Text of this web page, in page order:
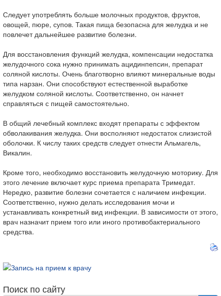
Следует употреблять больше молочных продуктов, фруктов,
овощей, пюре, супов. Такая пища безопасна для желудка и не
повлечет дальнейшее развитие болезни.
Для восстановления функций желудка, компенсации недостатка
желудочного сока нужно принимать ацидинпепсин, препарат
соляной кислоты. Очень благотворно влияют минеральные воды
типа нарзан. Они способствуют естественной выработке
желудком соляной кислоты. Соответственно, он начнет
справляться с пищей самостоятельно.
В общий лечебный комплекс входят препараты с эффектом
обволакивания желудка. Они восполняют недостаток слизистой
оболочки. К числу таких средств следует отнести Альмагель,
Викалин.
Кроме того, необходимо восстановить желудочную моторику. Для
этого лечение включает курс приема препарата Тримедат.
Нередко, развитие болезни сочетается с наличием инфекции.
Соответственно, нужно делать исследования мочи и
устанавливать конкретный вид инфекции. В зависимости от этого,
врач назначит прием того или иного противобактериального
средства.
Поиск по сайту